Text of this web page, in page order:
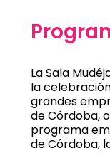
La Sala
la
grandes
de Córdoba,
programa
de Córdoba,